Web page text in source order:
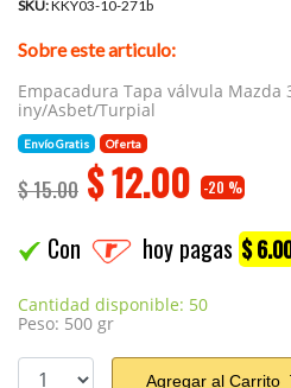
SKU:KKY03-10-271b
Sobre este articulo:
Empacadura Tapa válvula Mazda
iny/Asbet/Turpial
Envío Gratis Oferta
$ 15.00 $12.00 -20 %
Con hoy pagas $
Cantidad disponible: 50
Peso: 500 gr
Agregar al Carrito